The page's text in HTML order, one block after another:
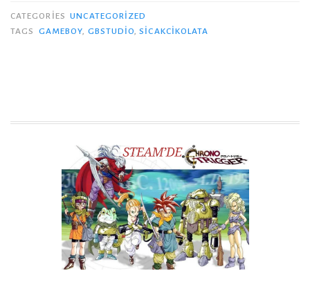
CATEGORIES UNCATEGORIZED
TAGS
GAMEBOY GBSTUDIO ,SICAKCIKOLATA